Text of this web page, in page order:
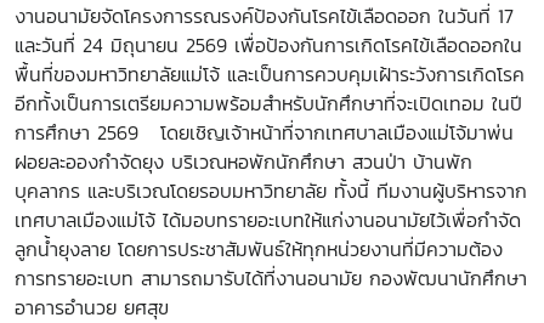
งานอนามัยจัดโครงการรณรงค์ป้องกันโรคไข้เลือดออก ในวันที่ 17
และวันที่ 24 มิถุนายน 2569 เพื่อป้องกันการเกิดโรคไข้เลือดออกใน
พื้นที่ของมหาวิทยาลัยแม่โจ้ และเป็นการควบคุมเฝ้าระวังการเกิดโรค
อีกทั้งเป็นการเตรียมความพร้อมสำหรับนักศึกษาที่จะเปิดเทอม ในปี
การศึกษา 2569 โดยเชิญเจ้าหน้าที่จากเทศบาลเมืองแม่โจ้มาพ่น
ฝอยละอองกำจัดยุง บริเวณหอพักนักศึกษา สวนป่า บ้านพัก
บุคลากร และบริเวณโดยรอบมหาวิทยาลัย ทั้งนี้ ทีมงานผู้บริหารจาก
เทศบาลเมืองแม่โจ้ ได้มอบทรายอะเบทให้แก่งานอนามัยไว้เพื่อกำจัด
ลูกน้ำยุงลาย โดยการประชาสัมพันธ์ให้ทุกหน่วยงานที่มีความต้อง
การทรายอะเบท สามารถมารับได้ที่งานอนามัย กองพัฒนานักศึกษา
อาคารอำนวย ยศสุข